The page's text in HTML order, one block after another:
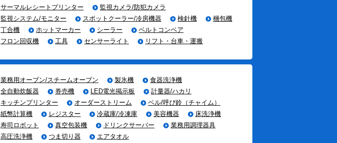
サーマルレシートプリンター
監視カメラ/防犯カメラ
監視システム/モニター
スポットクーラー/冷房機器 検針機
梱包機
丁合機
ホットマーカー シーラー
ベルトコンベア
フロン回収機
工具 センサーライト リフト・台車・運搬
業務用オーブン/スチームオーブン 製氷機
食器洗浄機
全自動炊飯器
券売機 LED電光掲示板
計量器/ハカリ
キッチンプリンター
オーダーストリーム
ベル/呼び鈴（チャイム）
紙幣計算機
レジスター 冷蔵庫/冷凍庫 美容機器
床洗浄機
寿司ロボット
真空包装機 ドリンクサーバー
業務用調理器具
高圧洗浄機
つま切り器
エアタオル